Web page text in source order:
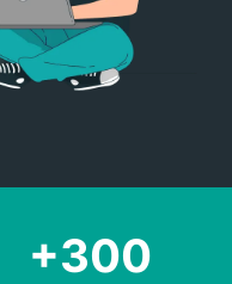
+300